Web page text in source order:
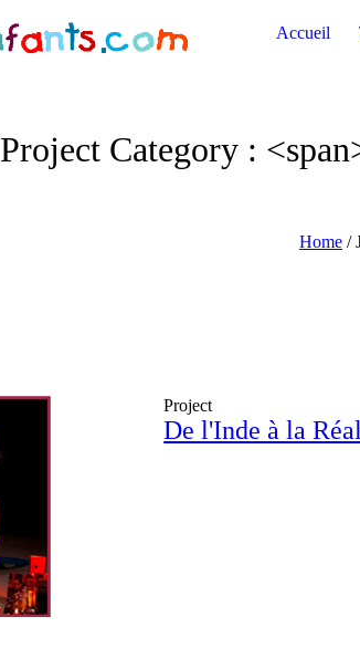
Accueil
Project Category :
Home /
Project
De l'Inde à la